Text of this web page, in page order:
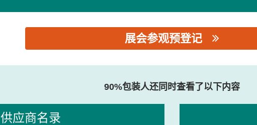
展会参观预登记
90%包装人还同时查看了以下内容
供应商名录